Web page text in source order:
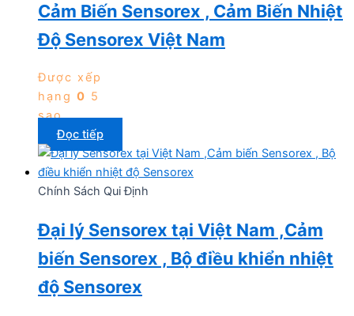
Cảm Biến Sensorex , Cảm Biến Nhiệt
Độ Sensorex Việt Nam
Được xếp
hạng 0 5
sao
Đọc tiếp
Chính Sách Qui Định
Đại lý Sensorex tại Việt Nam ,Cảm
biến Sensorex , Bộ điều khiển nhiệt
độ Sensorex